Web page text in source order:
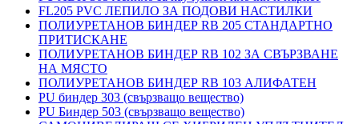
FL205 PVC ЛЕПИЛО ЗА ПОДОВИ НАСТИЛКИ
ПОЛИУРЕТАНОВ БИНДЕР RB 205 СТАНДАРТНО
ПРИТИСКАНЕ
ПОЛИУРЕТАНОВ БИНДЕР RB 102 ЗА СВЪРЗВАНЕ
НА МЯСТО
ПОЛИУРЕТАНОВ БИНДЕР RB 103 АЛИФАТЕН
PU биндер 303 (свързващо вещество)
PU Биндер 503 (свързващо вещество)